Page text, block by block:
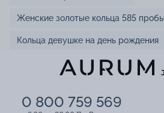
Женские золотые кольца 585 пробы
Кольца девушке на день рождения
0 800 759 569